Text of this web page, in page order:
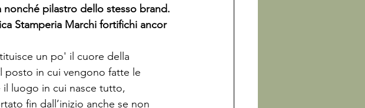
pilastro dello stesso brand.
Stamperia Marchi fortifichi ancor
un po' il cuore della
in cui vengono fatte le
il luogo in cui nasce tutto,
fin dall’inizio anche se non